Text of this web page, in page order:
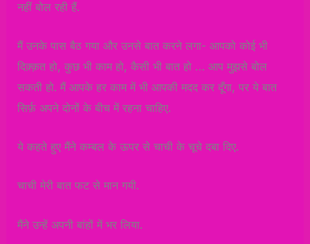
नहीं बोल रही हैं.
मैं उनके पास बैठ गया और उनसे बात करने लगा- आपको कोई भी
दिक़्क़त हो, कुछ भी काम हो, कैसी भी बात हो … आप मुझसे बोल
सकती हो. मैं आपके हर काम में भी आपकी मदद कर दूँगा, पर ये बात
सिर्फ़ अपने दोनों के बीच में रहना चाहिए.
ये कहते हुए मैंने कम्बल के ऊपर से चाची के चूचे दबा दिए.
चाची मेरी बात फट से मान गयी.
मैंने उन्हें अपनी बांहों में भर लिया.